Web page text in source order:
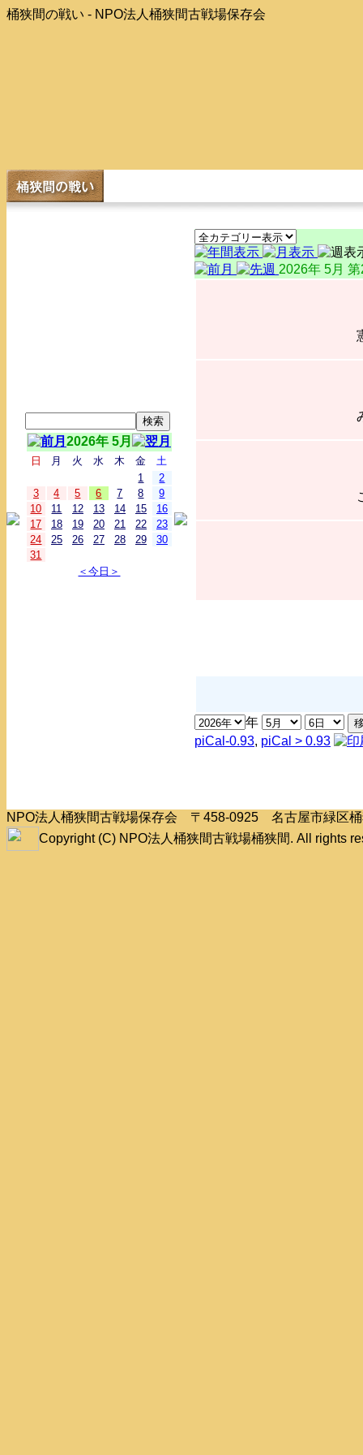
桶狭間の戦い - NPO法人桶狭間古戦場保存会
2026年 5月
日 月 火 水 木 金
土
1
2
3
4 5 6 7 8
9
10
11 12 13 14 15
16
17
18 19 20 21 22
23
24
25 26 27 28 29
30
31
＜今日＞
2026年 5月
年
piCal-0.93, piCal > 0.93
NPO法人桶狭間古戦場保存会 〒458-0925 名古屋市緑区
Copyright (C) NPO法人桶狭間古戦場桶狭間. All rights